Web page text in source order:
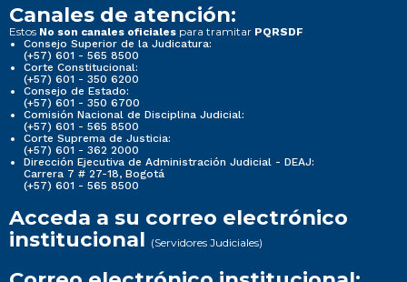
Canales de atención:
Estos No son canales oficiales para tramitar PQRSDF
Consejo Superior de la Judicatura:
(+57) 601 - 565 8500
Corte Constitucional:
(+57) 601 - 350 6200
Consejo de Estado:
(+57) 601 - 350 6700
Comisión Nacional de Disciplina Judicial:
(+57) 601 - 565 8500
Corte Suprema de Justicia:
(+57) 601 - 362 2000
Dirección Ejecutiva de Administración Judicial - DEAJ:
Carrera 7 # 27-18, Bogotá
(+57) 601 - 565 8500
Acceda a su correo electrónico
institucional (Servidores Judiciales)